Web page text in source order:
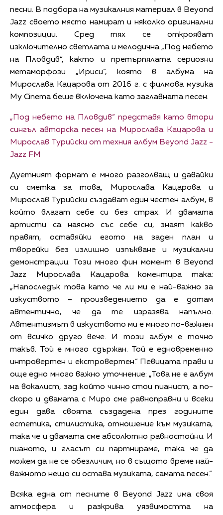
песни. В подбора на музикалния материал в Beyond
Jazz своето място намират и няколко оригинални
композиции. Сред тях се открояват
изключително светлата и мелодична „Под небето
на Пловдив“, както и претърпялата сериозни
метаморфози „Ириси“, която в албума на
Мирослава Кацарова от 2016 г. с филмова музика
My Cinema беше включена като заглавната песен.
„Под небето на Пловдив“ представя като втори
сингъл авторска песен на Мирослава Кацарова и
Мирослав Турийски от техния албум Beyond Jazz -
Jazz FM
Дуетният формат е много разголващ и давайки
си сметка за това, Мирослава Кацарова и
Мирослав Турийски създават един честен албум, в
който влагат себе си без страх. И двамата
артисти са наясно със себе си, знаят какво
правят, оставяйки егото на заден план и
творейки без излишно изпъкване и музикални
демонстрации. Този много фин момент в Beyond
Jazz Мирослава Кацарова коментира така:
„Напоследък това като че ли ми е най-важно за
изкуството – произведението да е дотам
автентично, че да те изразява напълно.
Автентизмът в изкуството ми е много по-важнен
от всичко друго вече. И този албум е точно
такъв. Той е много сдържан. Той е едновременно
интровертен и екстровертен.“ Певицата прави и
още едно много важно уточнение: „Това не е албум
на вокалист, зад който чинно стои пианист, а по-
скоро и двамата с Миро сме равноправни и всеки
един дава своята създадена през годините
естетика, стилистика, отношение към музиката,
така че и двамата сме абсолютно равностойни. И
пианото, и гласът си партнираме, така че да
можем да не се обезличим, но в същото време най-
важното нещо си остава музиката, самата песен.“
Всяка една от песните в Beyond Jazz има своя
атмосфера и разкрива уязвимостта на